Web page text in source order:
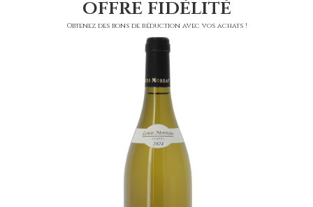
offre fidélité
Obtenez des bons de réduction avec vos achats !